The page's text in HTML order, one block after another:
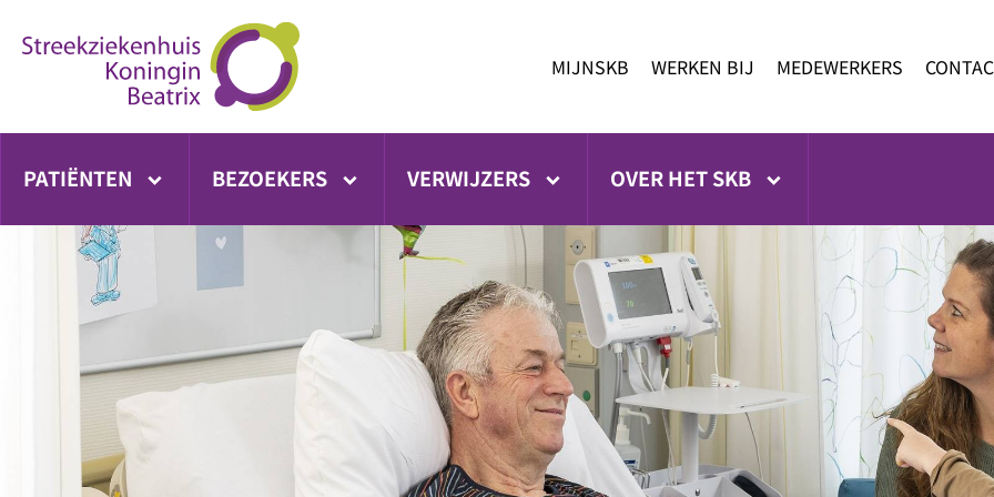
direct
MIJNSKB WERKEN BIJ MEDEWERKERS
PATIËNTEN BEZOEKERS VERWIJZERS OVER HET SKB